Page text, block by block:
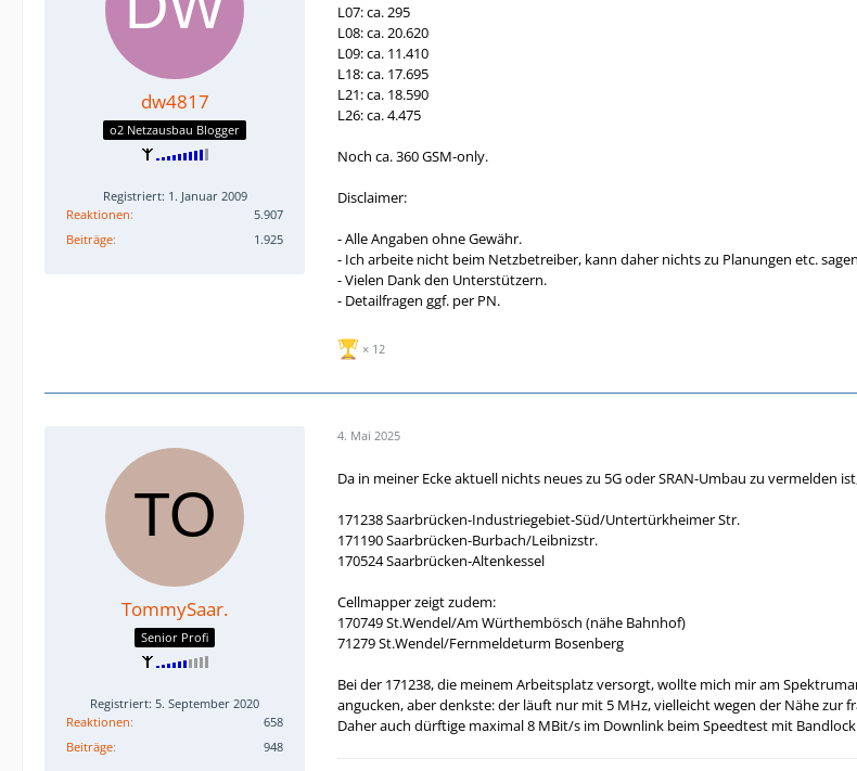
dw4817
o2 Netzausbau Blogger
Registriert: 1. Januar 2009
Reaktionen
5.907
Beiträge
1.925
L07: ca. 295
L08: ca. 20.620
L09: ca. 11.410
L18: ca. 17.695
L21: ca. 18.590
L26: ca. 4.475
Noch ca. 360 GSM-only.
Disclaimer:
- Alle Angaben ohne Gewähr.
- Ich arbeite nicht beim Netzbetreiber, kann daher nichts zu Planungen etc.
- Vielen Dank den Unterstützern.
- Detailfragen ggf. per PN.
12
TommySaar.
Senior Profi
Registriert: 5. September 2020
Reaktionen
658
Beiträge
948
4. Mai 2025
Da in meiner Ecke aktuell nichts neues zu 5G oder SRAN-Umbau zu vermelden
171238 Saarbrücken-Industriegebiet-Süd/Untertürkheimer Str.
171190 Saarbrücken-Burbach/Leibnizstr.
170524 Saarbrücken-Altenkessel
Cellmapper zeigt zudem:
170749 St.Wendel/Am Würthembösch (nähe Bahnhof)
71279 St.Wendel/Fernmeldeturm Bosenberg
Bei der 171238, die meinem Arbeitsplatz versorgt, wollte mich mir am
angucken, aber denkste: der läuft nur mit 5 MHz, vielleicht wegen der Nähe zur
Daher auch dürftige maximal 8 MBit/s im Downlink beim Speedtest mit